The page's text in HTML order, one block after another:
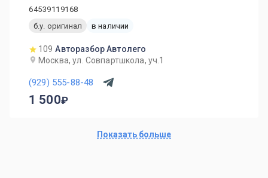
64539119168
б.у. оригинал
в наличии
109 Авторазбор Автолего
Москва, ул. Совпартшкола, уч.1
(929) 555-88-48
1 500
Показать больше